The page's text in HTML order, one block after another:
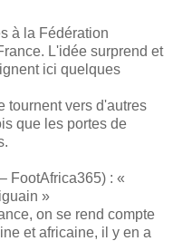
à la Fédération
L'idée surprend et
ici quelques
tournent vers d'autres
que les portes de
FootAfrica365) : «
»
on se rend compte
et africaine, il y en a